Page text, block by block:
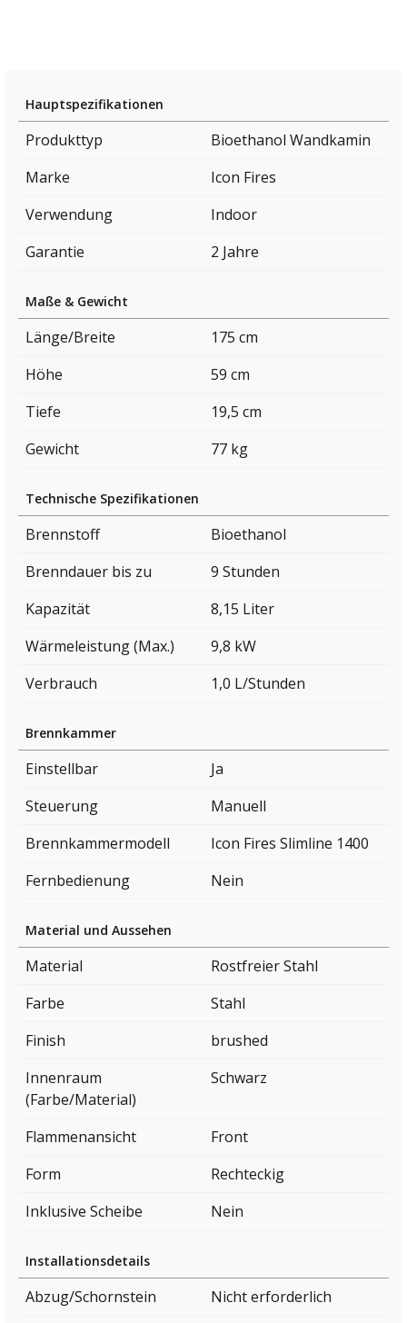
Hauptspezifikationen
Produkttyp
Bioethanol Wandkamin
Marke
Icon Fires
Verwendung
Indoor
Garantie
2 Jahre
Maße & Gewicht
Länge/Breite
175 cm
Höhe
59 cm
Tiefe
19,5 cm
Gewicht
77 kg
Technische Spezifikationen
Brennstoff
Bioethanol
Brenndauer bis zu
9 Stunden
Kapazität
8,15 Liter
Wärmeleistung (Max.)
9,8 kW
Verbrauch
1,0 L/Stunden
Brennkammer
Einstellbar
Ja
Steuerung
Manuell
Brennkammermodell
Icon Fires Slimline 1400
Fernbedienung
Nein
Material und Aussehen
Material
Rostfreier Stahl
Farbe
Stahl
Finish
brushed
Innenraum
(Farbe/Material)
Schwarz
Flammenansicht
Front
Form
Rechteckig
Inklusive Scheibe
Nein
Installationsdetails
Abzug/Schornstein
Nicht erforderlich